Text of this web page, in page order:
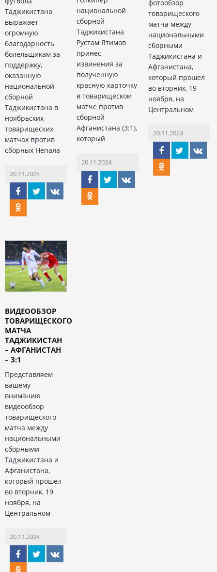
Таджикистана
выражает
огромную
благодарность
болельщикам за
поддержку,
оказанную
национальной
сборной
Таджикистана в
ноябрьских
товарищеских
матчах против
сборных Непала
20.11.2024
национальной
сборной
Таджикистана
Рустам Ятимов
принес
извинения за
полученную
красную карточку
в товарищеском
матче против
сборной
Афганистана (3:1),
который
20.11.2024
фотообзор
товарищеского
матча между
национальными
сборными
Таджикистана и
Афганистана,
который прошел
во вторник, 19
ноября, на
Центральном
20.11.2024
ВИДЕООБЗОР
ТОВАРИЩЕСКОГО
МАТЧА
ТАДЖИКИСТАН
– АФГАНИСТАН
– 3:1
Представляем
вашему
вниманию
видеообзор
товарищеского
матча между
национальными
сборными
Таджикистана и
Афганистана,
который прошел
во вторник, 19
ноября, на
Центральном
20.11.2024